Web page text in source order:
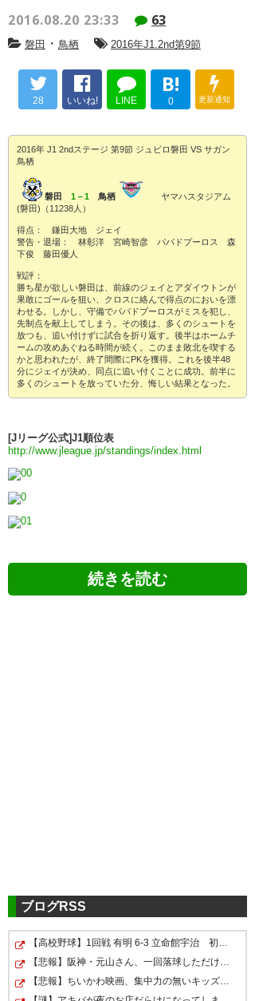
2016.08.20 23:33 63
磐田 ・ 鳥栖 2016年J1.2nd第9節
28 いいね! LINE
B!
0 更新通知
2016年 J1 2ndステージ 第9節 ジュビロ磐田 VS サガン
鳥栖
磐田 1－1 鳥栖
ヤマハスタジアム
(磐田)（11238人）
得点： 鎌田大地 ジェイ
警告・退場： 林彰洋 宮崎智彦 パパドプーロス 森
下俊 藤田優人
戦評：
勝ち星が欲しい磐田は、前線のジェイとアダイウトンが
果敢にゴールを狙い、クロスに絡んで得点のにおいを漂
わせる。しかし、守備でパパドプーロスがミスを犯し、
先制点を献上してしまう。その後は、多くのシュートを
放つも、追い付けずに試合を折り返す。後半はホームチ
ームの攻めあぐねる時間が続く。このまま敗北を喫する
かと思われたが、終了間際にPKを獲得。これを後半48
分にジェイが決め、同点に追い付くことに成功。前半に
多くのシュートを放っていた分、悔しい結果となった。
[Jリーグ公式]J1順位表
http://www.jleague.jp/standings/index.html
悔しいドローだが勝ち点を積み
上げて順位を３位にしたのでヨ
ブログRSS
【高校野球】1回戦 有明 6-3 立命館宇治 初出場の有明が…
【悲報】阪神・元山さん、一回落球しただけで週刊誌に“お…
【悲報】ちいかわ映画、集中力の無いキッズが観ると「こ…